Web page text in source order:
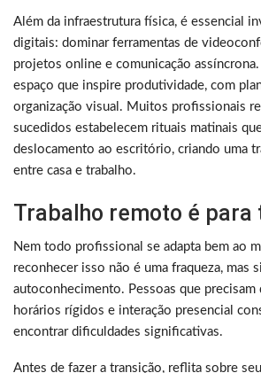
Além da infraestrutura física, é essencial
digitais: dominar ferramentas de
projetos online e comunicação
espaço que inspire produtividade, com
organização visual. Muitos profissionais
sucedidos estabelecem rituais matinais
deslocamento ao escritório, criando uma
entre casa e trabalho.
Trabalho remoto é para
Nem todo profissional se adapta bem ao
reconhecer isso não é uma fraqueza, mas
autoconhecimento. Pessoas que precisam
horários rígidos e interação presencial
encontrar dificuldades significativas.
Antes de fazer a transição, reflita sobre